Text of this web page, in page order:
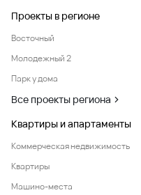
Проекты в регионе
Восточный
Молодежный 2
Парк у дома
Все проекты региона
Квартиры и апартаменты
Коммерческая недвижимость
Квартиры
Машино-места